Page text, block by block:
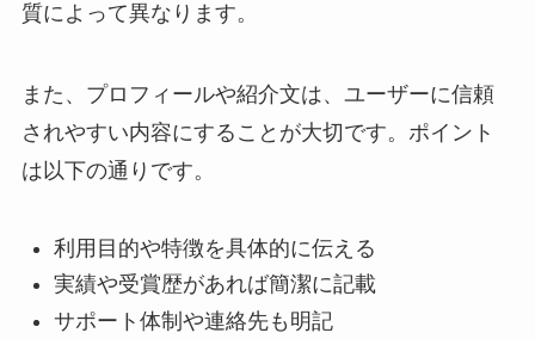
質によって異なります。
また、プロフィールや紹介文は、ユーザーに信頼
されやすい内容にすることが大切です。ポイント
は以下の通りです。
利用目的や特徴を具体的に伝える
実績や受賞歴があれば簡潔に記載
サポート体制や連絡先も明記